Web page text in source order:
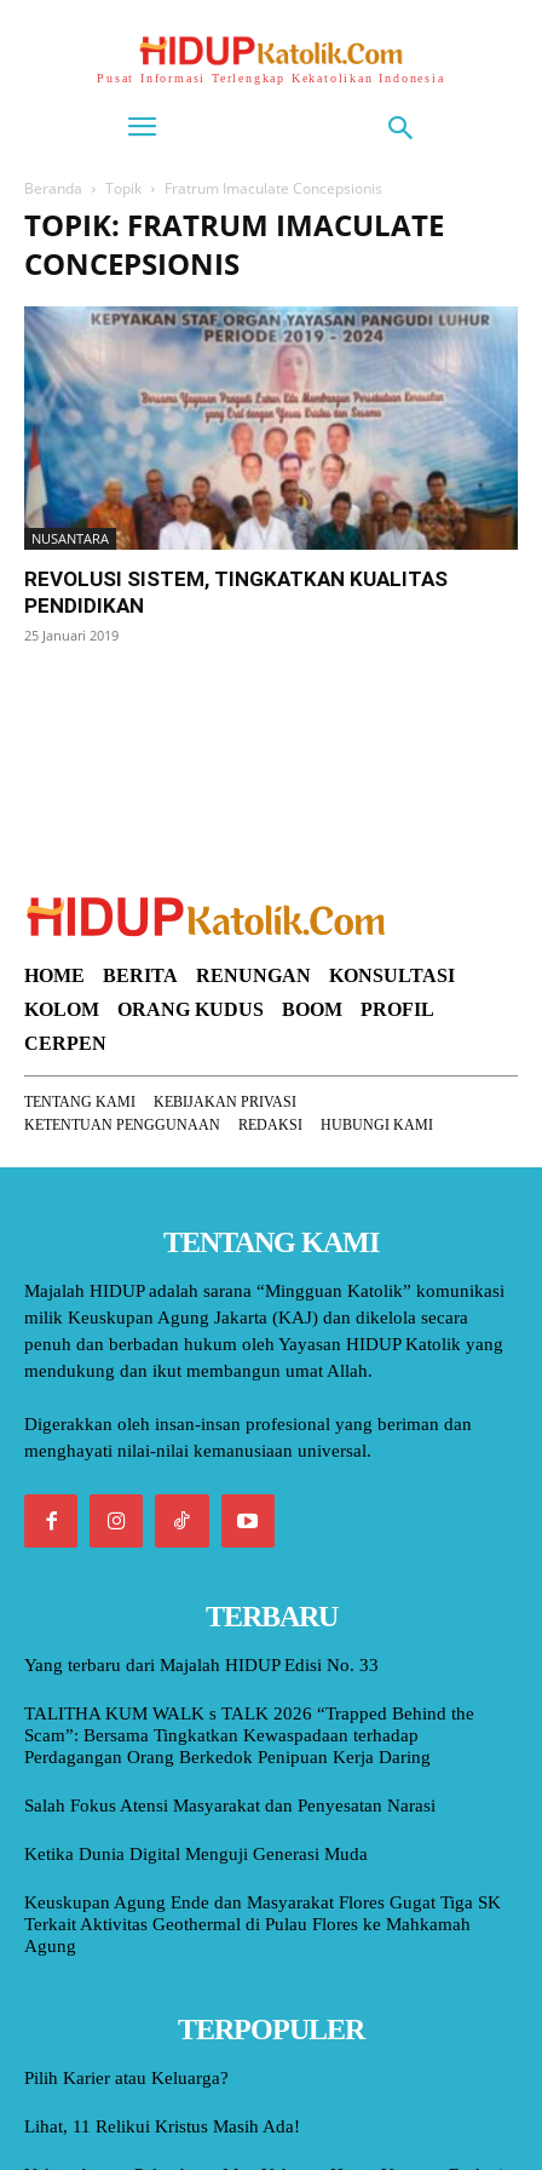
Pusat Informasi Terlengkap Kekatolikan Indonesia
Beranda Topik Fratrum Imaculate Concepsionis
TOPIK: FRATRUM IMACULATE
CONCEPSIONIS
NUSANTARA
REVOLUSI SISTEM, TINGKATKAN KUALITAS
PENDIDIKAN
25 Januari 2019
HOME BERITA RENUNGAN
KONSULTASI
KOLOM
ORANG KUDUS BOOM
PROFIL
CERPEN
TENTANG KAMI
KEBIJAKAN PRIVASI
KETENTUAN PENGGUNAAN
REDAKSI HUBUNGI KAMI
TENTANG KAMI
Majalah HIDUP adalah sarana “Mingguan Katolik” komunikasi
milik Keuskupan Agung Jakarta (KAJ) dan dikelola secara
penuh dan berbadan hukum oleh Yayasan HIDUP Katolik yang
mendukung dan ikut membangun umat Allah.
Digerakkan oleh insan-insan profesional yang beriman dan
menghayati nilai-nilai kemanusiaan universal.
TERBARU
Yang terbaru dari Majalah HIDUP Edisi No. 33
TALITHA KUM WALK s TALK 2026 “Trapped Behind the
Scam”: Bersama Tingkatkan Kewaspadaan terhadap
Perdagangan Orang Berkedok Penipuan Kerja Daring
Salah Fokus Atensi Masyarakat dan Penyesatan Narasi
Ketika Dunia Digital Menguji Generasi Muda
Keuskupan Agung Ende dan Masyarakat Flores Gugat Tiga SK
Terkait Aktivitas Geothermal di Pulau Flores ke Mahkamah
Agung
TERPOPULER
Pilih Karier atau Keluarga?
Lihat, 11 Relikui Kristus Masih Ada!